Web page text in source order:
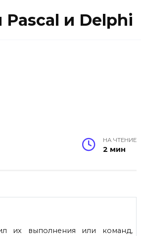
и Delphi
НА ЧТЕНИЕ
2 мин
их выполнения или команд,